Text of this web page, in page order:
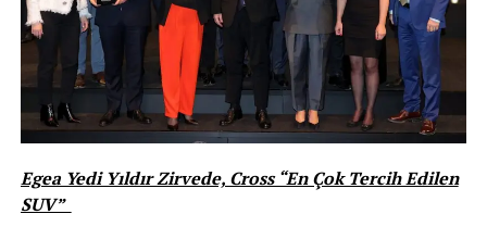
Egea Yedi Yıldır Zirvede, Cross “En Çok Tercih Edilen
SUV”